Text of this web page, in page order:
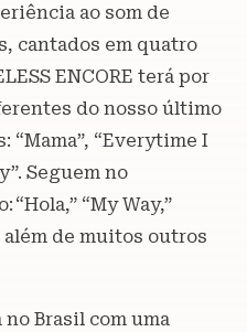
ao som de
cantados em quatro
ENCORE terá por
do nosso último
“Mama”, “Everytime I
Seguem no
“My Way,”
além de muitos outros
no Brasil com uma